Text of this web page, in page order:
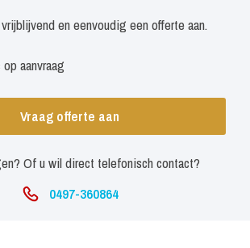
en eenvoudig een offerte aan.
aanvraag
Vraag offerte aan
Of u wil direct telefonisch contact?
0497-360864